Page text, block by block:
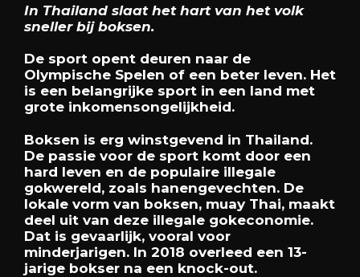
In Thailand slaat het hart van het volk
sneller bij boksen.
De sport opent deuren naar de
Olympische Spelen of een beter leven. Het
is een belangrijke sport in een land met
grote inkomensongelijkheid.
Boksen is erg winstgevend in Thailand.
De passie voor de sport komt door een
hard leven en de populaire illegale
gokwereld, zoals hanengevechten. De
lokale vorm van boksen, muay Thai, maakt
deel uit van deze illegale gokeconomie.
Dat is gevaarlijk, vooral voor
minderjarigen. In 2018 overleed een 13-
jarige bokser na een knock-out.